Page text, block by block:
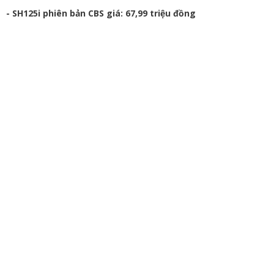
- SH125i phiên bản CBS giá: 67,99 triệu đồng